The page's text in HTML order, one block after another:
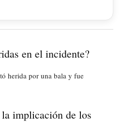
en el incidente?
herida por una bala y fue
la implicación de los